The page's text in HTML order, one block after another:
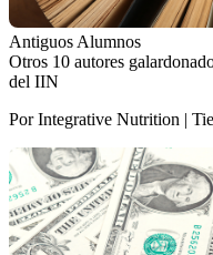
Antiguos Alumnos
Otros 10 autores
del IIN
Por Integrative Nutrition |